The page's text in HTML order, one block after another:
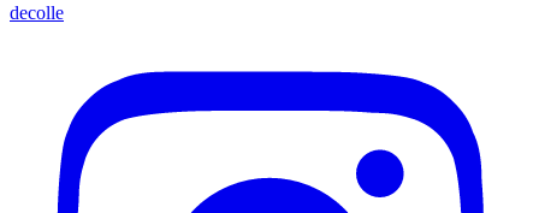
decolle